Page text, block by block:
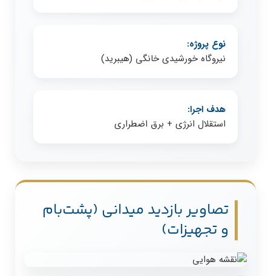
نوع پروژه:
نیروگاه خورشیدی خانگی (هیبرید)
هدف اجرا:
استقلال انرژی + برق اضطراری
تصاویر بازدید میدانی (پشت‌بام
و تجهیزات)